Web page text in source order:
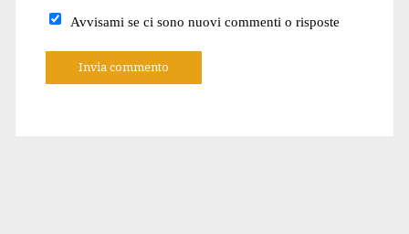
Avvisami se ci sono nuovi commenti o risposte